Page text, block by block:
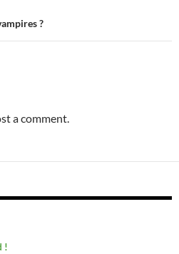
?
a comment.
!